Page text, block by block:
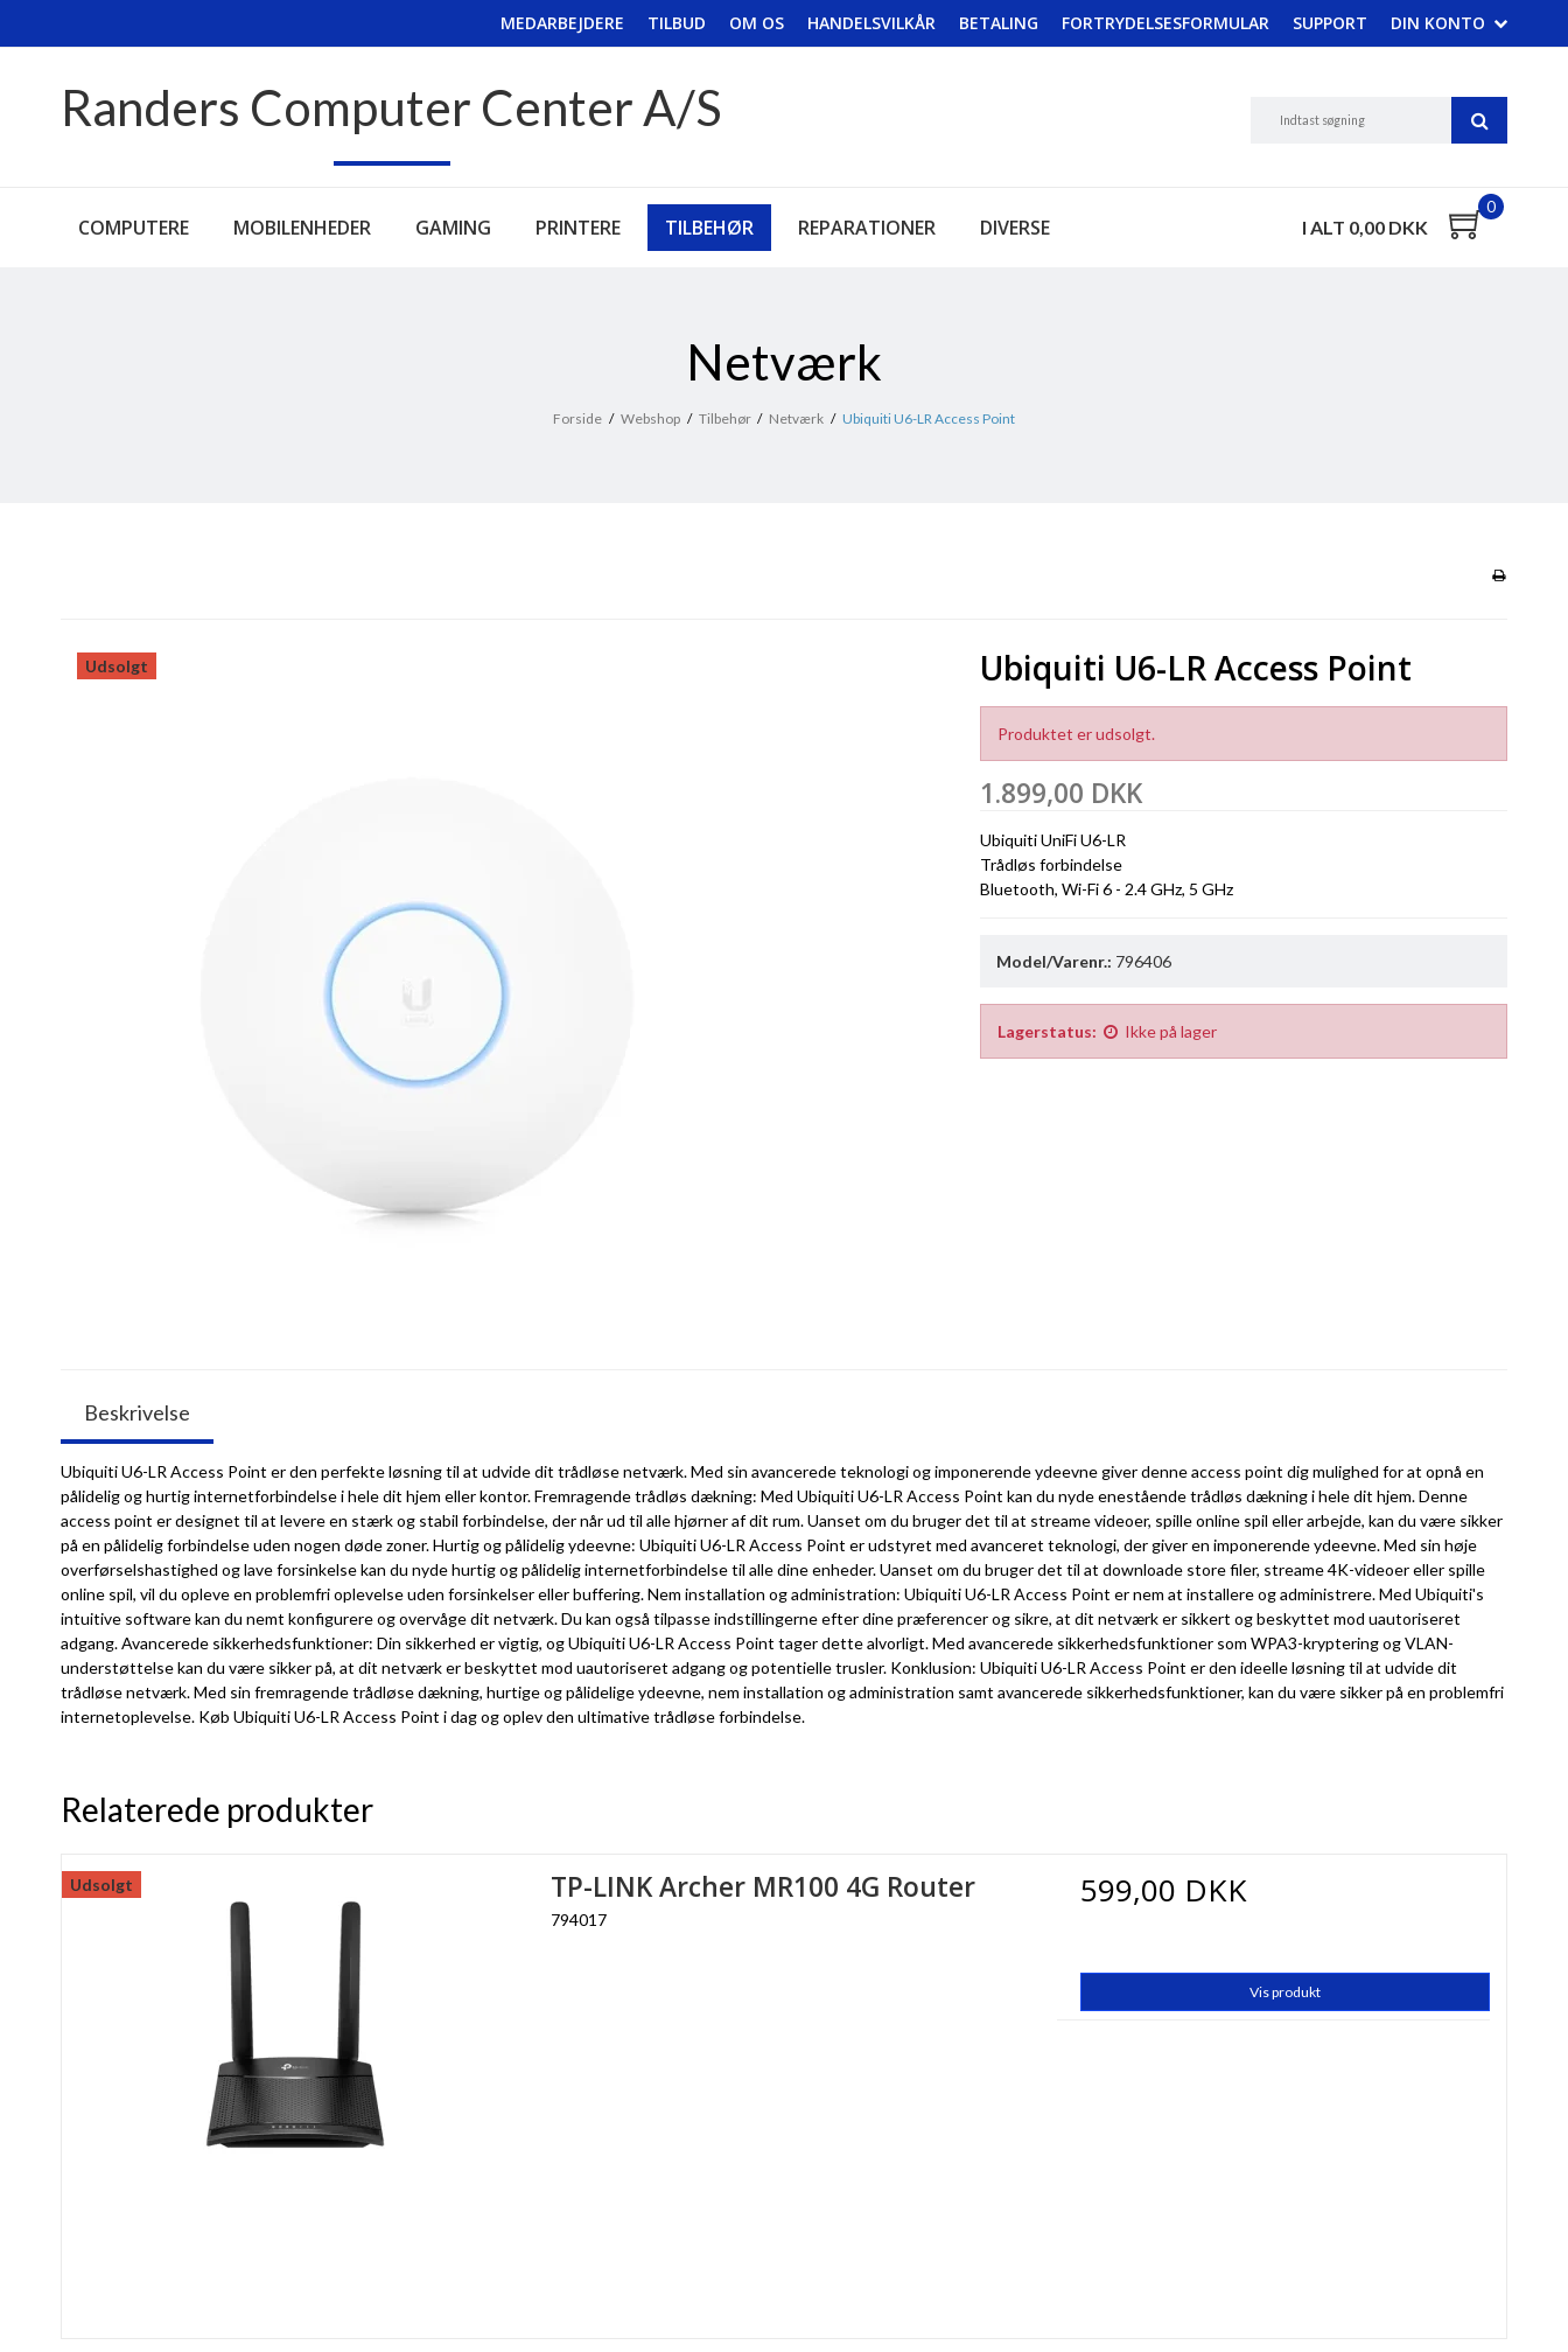
MEDARBEJDERE TILBUD OM OS HANDELSVILKÅR BETALING FORTRYDELSESFORMULAR SUPPORT DIN KONTO
Randers Computer Center A/S
COMPUTERE MOBILENHEDER GAMING PRINTERE TILBEHØR REPARATIONER DIVERSE I ALT 0,00 DKK
0
Netværk
Forside / Webshop / Tilbehør / Netværk / Ubiquiti U6-LR Access Point
Udsolgt Ubiquiti U6-LR Access Point
Produktet er udsolgt.
1.899,00 DKK
Ubiquiti UniFi U6-LR
Trådløs forbindelse
Bluetooth, Wi-Fi 6 - 2.4 GHz, 5 GHz
Model/Varenr.: 796406
Lagerstatus: Ikke på lager
Beskrivelse
Ubiquiti U6-LR Access Point er den perfekte løsning til at udvide dit trådløse netværk. Med sin avancerede teknologi og imponerende ydeevne giver denne access point dig mulighed for at opnå en
pålidelig og hurtig internetforbindelse i hele dit hjem eller kontor. Fremragende trådløs dækning: Med Ubiquiti U6-LR Access Point kan du nyde enestående trådløs dækning i hele dit hjem. Denne
access point er designet til at levere en stærk og stabil forbindelse, der når ud til alle hjørner af dit rum. Uanset om du bruger det til at streame videoer, spille online spil eller arbejde, kan du være sikker
på en pålidelig forbindelse uden nogen døde zoner. Hurtig og pålidelig ydeevne: Ubiquiti U6-LR Access Point er udstyret med avanceret teknologi, der giver en imponerende ydeevne. Med sin høje
overførselshastighed og lave forsinkelse kan du nyde hurtig og pålidelig internetforbindelse til alle dine enheder. Uanset om du bruger det til at downloade store filer, streame 4K-videoer eller spille
online spil, vil du opleve en problemfri oplevelse uden forsinkelser eller buffering. Nem installation og administration: Ubiquiti U6-LR Access Point er nem at installere og administrere. Med Ubiquiti's
intuitive software kan du nemt konfigurere og overvåge dit netværk. Du kan også tilpasse indstillingerne efter dine præferencer og sikre, at dit netværk er sikkert og beskyttet mod uautoriseret
adgang. Avancerede sikkerhedsfunktioner: Din sikkerhed er vigtig, og Ubiquiti U6-LR Access Point tager dette alvorligt. Med avancerede sikkerhedsfunktioner som WPA3-kryptering og VLAN-
understøttelse kan du være sikker på, at dit netværk er beskyttet mod uautoriseret adgang og potentielle trusler. Konklusion: Ubiquiti U6-LR Access Point er den ideelle løsning til at udvide dit
trådløse netværk. Med sin fremragende trådløse dækning, hurtige og pålidelige ydeevne, nem installation og administration samt avancerede sikkerhedsfunktioner, kan du være sikker på en problemfri
internetoplevelse. Køb Ubiquiti U6-LR Access Point i dag og oplev den ultimative trådløse forbindelse.
Relaterede produkter
Udsolgt TP-LINK Archer MR100 4G Router
794017
599,00 DKK
Vis produkt